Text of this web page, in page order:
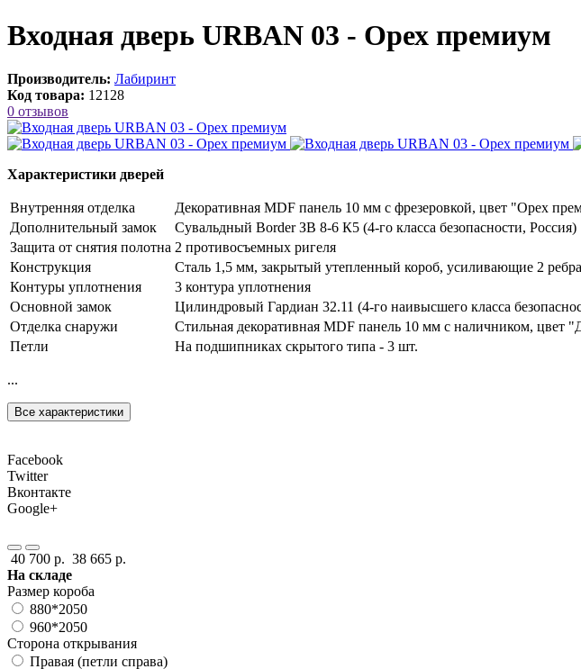
Входная дверь URBAN 03 - Орех премиум
Производитель: Лабиринт
Код товара: 12128
0 отзывов
Характеристики дверей
Внутренняя отделка
Декоративная MDF панель 10 мм с фрезеровкой, цвет "Орех
Дополнительный замок
Сувальдный Border ЗВ 8-6 К5 (4-го класса безопасности, Россия)
Защита от снятия полотна 2 противосъемных ригеля
Конструкция
Сталь 1,5 мм, закрытый утепленный короб, усиливающие 2
Контуры уплотнения
3 контура уплотнения
Основной замок
Цилиндровый Гардиан 32.11 (4-го наивысшего класса
Отделка снаружи
Стильная декоративная MDF панель 10 мм с наличником, цвет
Петли
На подшипниках скрытого типа - 3 шт.
...
Все характеристики
Facebook
Twitter
Вконтакте
Google+
40 700 р. 38 665 р.
На складе
Размер короба
880*2050
960*2050
Сторона открывания
Правая (петли справа)